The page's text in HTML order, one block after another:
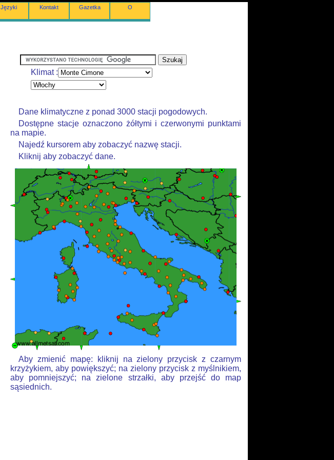
Języki Kontakt Gazetka O
Klimat :
Dane klimatyczne z ponad 3000 stacji pogodowych.
Dostępne stacje oznaczono żółtymi i czerwonymi punktami
na mapie.
Najedź kursorem aby zobaczyć nazwę stacji.
Kliknij aby zobaczyć dane.
Aby zmienić mapę: kliknij na zielony przycisk z czarnym
krzyżykiem, aby powiększyć; na zielony przycisk z myślnikiem,
aby pomniejszyć; na zielone strzałki, aby przejść do map
sąsiednich.